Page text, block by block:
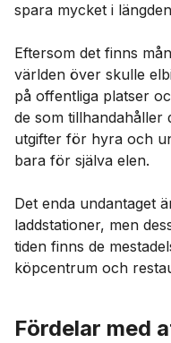
spara mycket i
Eftersom det finns
världen över skulle
på offentliga platser
de som tillhandahåller
utgifter för hyra och
bara för själva elen.
Det enda undantaget
laddstationer, men
tiden finns de
köpcentrum och
Fördelar med